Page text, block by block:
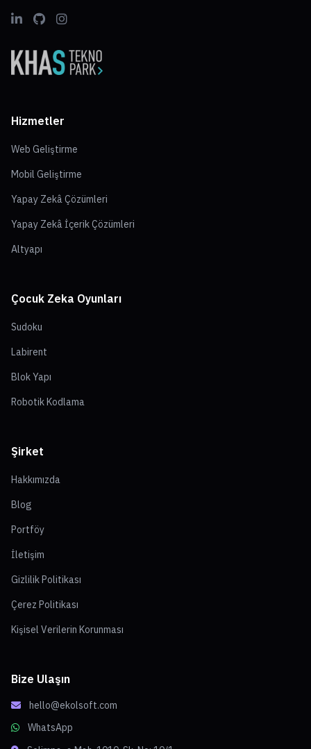
Hizmetler
Web Geliştirme
Mobil Geliştirme
Yapay Zekâ Çözümleri
Yapay Zekâ İçerik Çözümleri
Altyapı
Çocuk Zeka Oyunları
Sudoku
Labirent
Blok Yapı
Robotik Kodlama
Şirket
Hakkımızda
Blog
Portföy
İletişim
Gizlilik Politikası
Çerez Politikası
Kişisel Verilerin Korunması
Bize Ulaşın
hello@ekolsoft.com
WhatsApp